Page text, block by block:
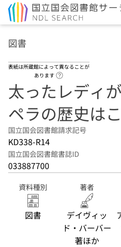
図書
表紙は所蔵館によって異なることが
あります
太ったレディ
ペラの歴史は
国立国会図書館請求記号
KD338-R14
国立国会図書館書誌ID
033887700
資料種別
図書
著者
デイヴィッ
ド・バーバー
著ほか